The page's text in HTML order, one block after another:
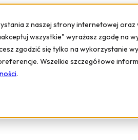
z naszej strony internetowej
wszystkie" wyrażasz zgodę na
zgodzić się tylko na wykorzystanie
Wszelkie szczegółowe
.